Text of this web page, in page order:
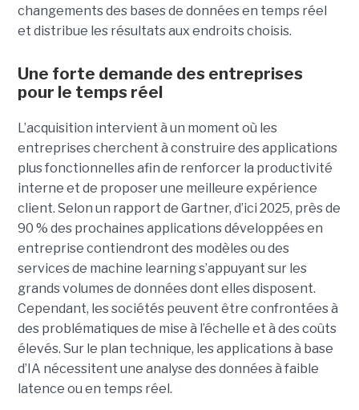
changements des bases de données en temps réel
et distribue les résultats aux endroits choisis.
Une forte demande des entreprises
pour le temps réel
L’acquisition intervient à un moment où les
entreprises cherchent à construire des applications
plus fonctionnelles afin de renforcer la productivité
interne et de proposer une meilleure expérience
client. Selon un rapport de Gartner, d’ici 2025, près de
90 % des prochaines applications développées en
entreprise contiendront des modèles ou des
services de machine learning s’appuyant sur les
grands volumes de données dont elles disposent.
Cependant, les sociétés peuvent être confrontées à
des problématiques de mise à l’échelle et à des coûts
élevés. Sur le plan technique, les applications à base
d’IA nécessitent une analyse des données à faible
latence ou en temps réel.